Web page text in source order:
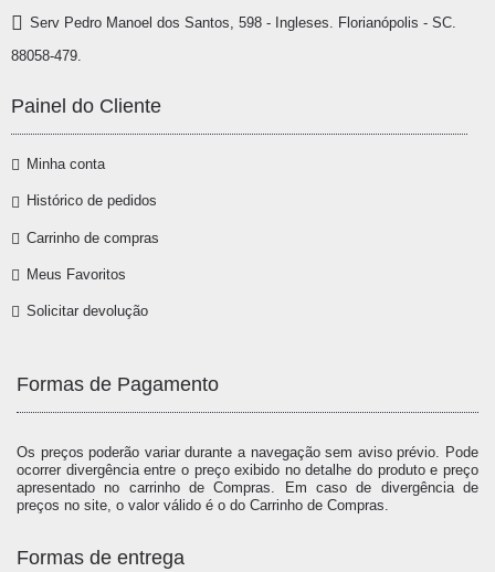
Serv Pedro Manoel dos Santos, 598 - Ingleses. Florianópolis - SC.
88058-479.
Painel do Cliente
Minha conta
Histórico de pedidos
Carrinho de compras
Meus Favoritos
Solicitar devolução
Formas de Pagamento
Os preços poderão variar durante a navegação sem aviso prévio. Pode
ocorrer divergência entre o preço exibido no detalhe do produto e preço
apresentado no carrinho de Compras. Em caso de divergência de
preços no site, o valor válido é o do Carrinho de Compras.
Formas de entrega